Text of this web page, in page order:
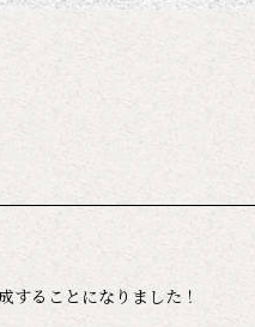
することになりました！